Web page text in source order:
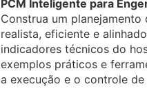
PCM Inteligente para
Construa um planejamento
realista, eficiente e
indicadores técnicos do
exemplos práticos e
a execução e o controle de